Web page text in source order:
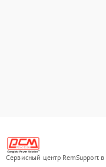
Сервисный центр RemSupport в